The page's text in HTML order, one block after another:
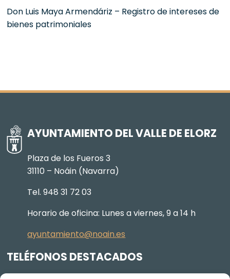
Don Luis Maya Armendáriz – Registro de intereses de
bienes patrimoniales
AYUNTAMIENTO DEL VALLE DE ELORZ
Plaza de los Fueros 3
31110 – Noáin (Navarra)
Tel. 948 31 72 03
Horario de oficina: Lunes a viernes, 9 a 14 h
ayuntamiento@noain.es
TELÉFONOS DESTACADOS